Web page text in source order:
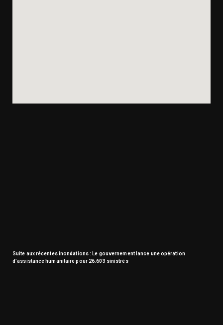
Suite aux récentes inondations : Le gouvernement lance une opération
d’assistance humanitaire pour 26.603 sinistrés